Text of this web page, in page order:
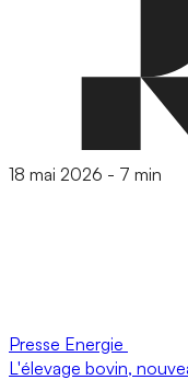
18 mai 2026 - 7 min
Presse Energie
L'élevage bovin,